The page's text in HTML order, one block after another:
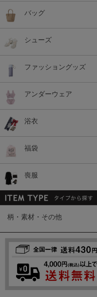
バッグ
シューズ
ファッショングッズ
アンダーウェア
浴衣
福袋
喪服
柄・素材・その他